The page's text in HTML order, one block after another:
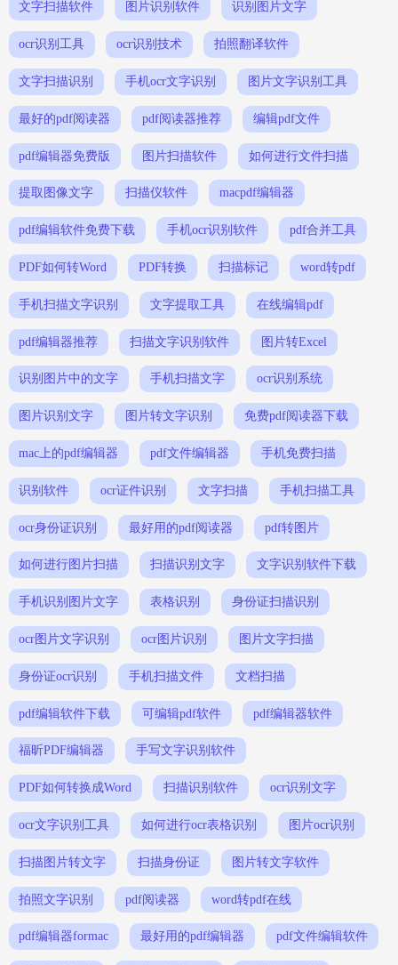
文字扫描软件 图片识别软件 识别图片文字
ocr识别工具 ocr识别技术 拍照翻译软件
文字扫描识别 手机ocr文字识别 图片文字识别工具
最好的pdf阅读器 pdf阅读器推荐 编辑pdf文件
pdf编辑器免费版 图片扫描软件 如何进行文件扫描
提取图像文字 扫描仪软件 macpdf编辑器
pdf编辑软件免费下载 手机ocr识别软件 pdf合并工具
PDF如何转Word PDF转换 扫描标记 word转pdf
手机扫描文字识别 文字提取工具 在线编辑pdf
pdf编辑器推荐 扫描文字识别软件 图片转Excel
识别图片中的文字 手机扫描文字 ocr识别系统
图片识别文字 图片转文字识别 免费pdf阅读器下载
mac上的pdf编辑器 pdf文件编辑器 手机免费扫描
识别软件 ocr证件识别 文字扫描 手机扫描工具
ocr身份证识别 最好用的pdf阅读器 pdf转图片
如何进行图片扫描 扫描识别文字 文字识别软件下载
手机识别图片文字 表格识别 身份证扫描识别
ocr图片文字识别 ocr图片识别 图片文字扫描
身份证ocr识别 手机扫描文件 文档扫描
pdf编辑软件下载 可编辑pdf软件 pdf编辑器软件
福昕PDF编辑器 手写文字识别软件
PDF如何转换成Word 扫描识别软件 ocr识别文字
ocr文字识别工具 如何进行ocr表格识别 图片ocr识别
扫描图片转文字 扫描身份证 图片转文字软件
拍照文字识别 pdf阅读器 word转pdf在线
pdf编辑器formac 最好用的pdf编辑器 pdf文件编辑软件